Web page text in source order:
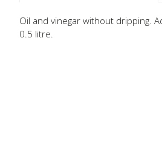
Oil and vinegar without dripping.
0.5 litre.